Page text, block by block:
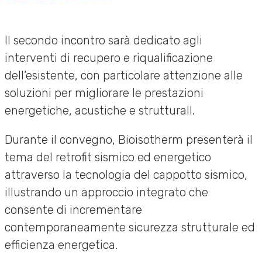
Il secondo incontro sarà dedicato agli
interventi di recupero e riqualificazione
dell’esistente, con particolare attenzione alle
soluzioni per migliorare le prestazioni
energetiche, acustiche e strutturalI.
Durante il convegno, Bioisotherm presenterà il
tema del retrofit sismico ed energetico
attraverso la tecnologia del cappotto sismico,
illustrando un approccio integrato che
consente di incrementare
contemporaneamente sicurezza strutturale ed
efficienza energetica.